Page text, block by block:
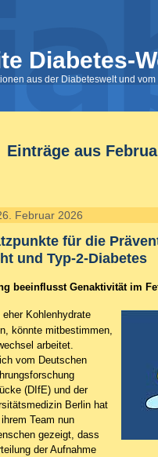
Diabetes-
aus der Diabeteswelt und
Einträge aus
Februar 2026
für die
und Typ-2-Diabetes
beeinflusst Genaktivität im
Kohlenhydrate
könnte mitbestimmen,
arbeitet.
vom Deutschen
(DIfE) und der
Berlin hat
Team nun
gezeigt, dass
der Aufnahme